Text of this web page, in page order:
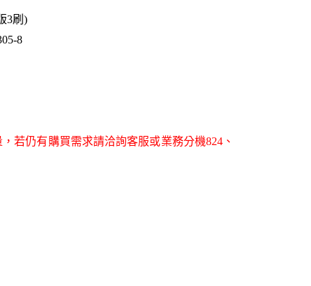
3刷)
8
若仍有購買需求請洽詢客服或業務分機824、